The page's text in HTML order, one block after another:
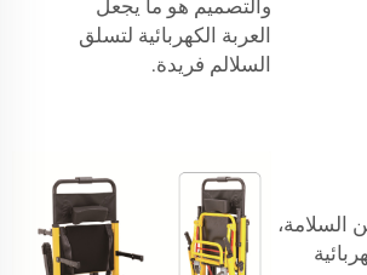
والتصميم هو ما يجعل
العربة الكهربائية لتسلق
السلالم فريدة.
السلامة،